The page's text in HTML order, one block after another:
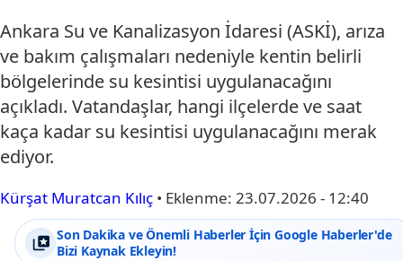
Ankara Su ve Kanalizasyon İdaresi (ASKİ), arıza
ve bakım çalışmaları nedeniyle kentin belirli
bölgelerinde su kesintisi uygulanacağını
açıkladı. Vatandaşlar, hangi ilçelerde ve saat
kaça kadar su kesintisi uygulanacağını merak
ediyor.
Kürşat Muratcan Kılıç • Eklenme: 23.07.2026 - 12:40
Son Dakika ve Önemli Haberler İçin Google Haberler'de
Bizi Kaynak Ekleyin!